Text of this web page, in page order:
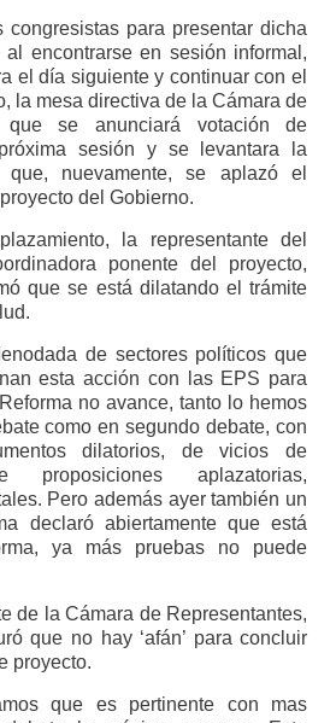
congresistas para presentar dicha
encontrarse en sesión informal,
el día siguiente y continuar con el
la mesa directiva de la Cámara de
que se anunciará votación de
sesión y se levantara la
nuevamente, se aplazó el
del Gobierno.
la representante del
ponente del proyecto,
que se está dilatando el trámite
de sectores políticos que
esta acción con las EPS para
no avance, tanto lo hemos
como en segundo debate, con
dilatorios, de vicios de
proposiciones aplazatorias,
Pero además ayer también un
declaró abiertamente que está
ya más pruebas no puede
de la Cámara de Representantes,
que no hay ‘afán’ para concluir
proyecto.
que es pertinente con mas